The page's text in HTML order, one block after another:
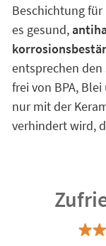
Beschichtung
es gesund,
entsprechen
frei von BPA,
nur mit der
verhindert wird,